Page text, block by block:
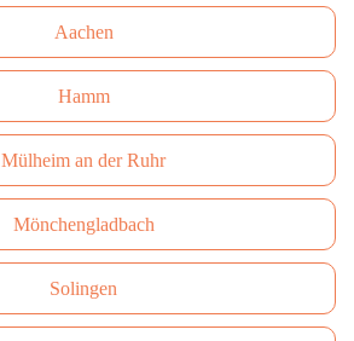
Aachen
Hamm
Mülheim an der Ruhr
Mönchengladbach
Solingen